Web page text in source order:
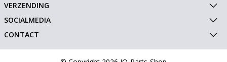
VERZENDING
SOCIALMEDIA
CONTACT